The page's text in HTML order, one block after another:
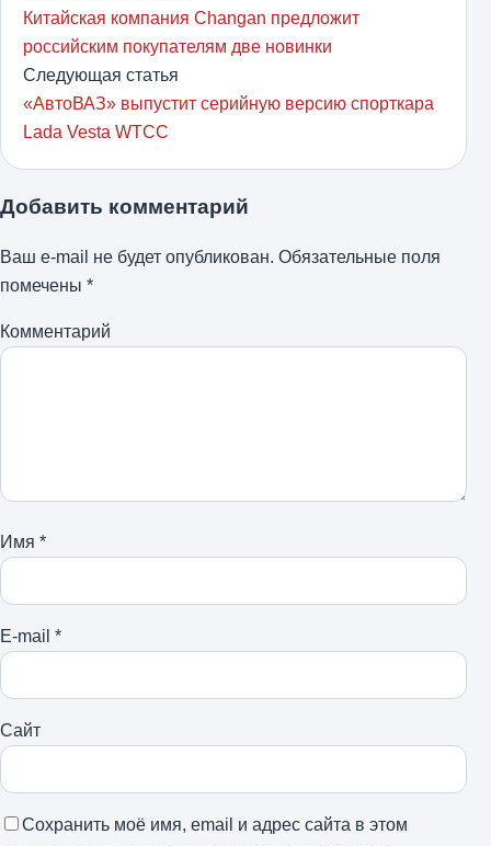
Китайская компания Changan предложит
российским покупателям две новинки
Следующая статья
«АвтоВАЗ» выпустит серийную версию спорткара
Lada Vesta WTCC
Добавить комментарий
Ваш e-mail не будет опубликован. Обязательные поля
помечены *
Комментарий
Имя *
E-mail *
Сайт
Сохранить моё имя, email и адрес сайта в этом